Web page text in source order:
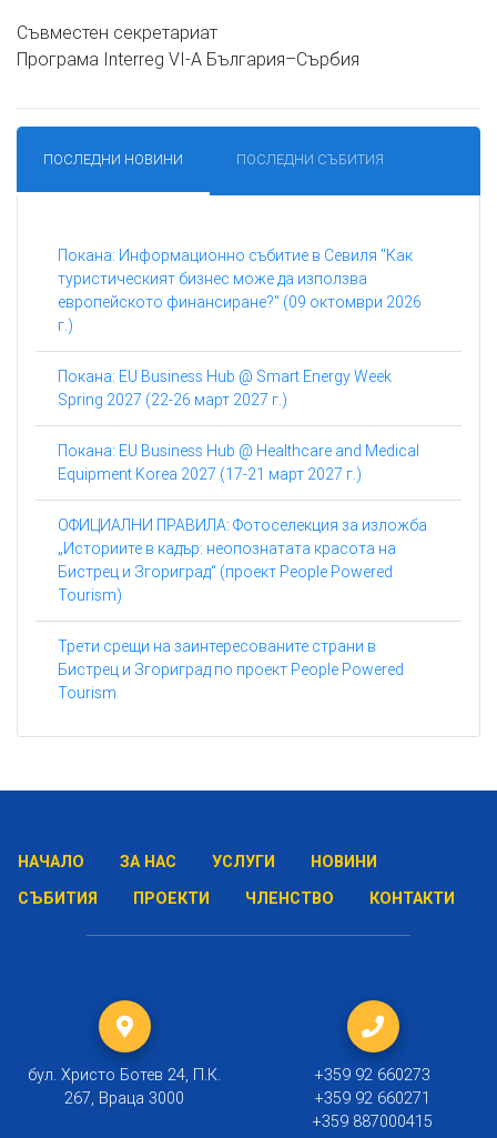
Съвместен секретариат
Програма Interreg VI-A България–Сърбия
ПОСЛЕДНИ НОВИНИ ПОСЛЕДНИ СЪБИТИЯ
Покана: Информационно събитие в Севиля "Как
туристическият бизнес може да използва
европейското финансиране?" (09 октомври 2026
г.)
Покана: EU Business Hub @ Smart Energy Week
Spring 2027 (22-26 март 2027 г.)
Покана: EU Business Hub @ Healthcare and Medical
Equipment Korea 2027 (17-21 март 2027 г.)
ОФИЦИАЛНИ ПРАВИЛА: Фотоселекция за изложба
„Историите в кадър: неопознатата красота на
Бистрец и Згориград“ (проект People Powered
Tourism)
Трети срещи на заинтересованите страни в
Бистрец и Згориград по проект People Powered
Tourism
НАЧАЛО ЗА НАС УСЛУГИ
НОВИНИ
СЪБИТИЯ
ПРОЕКТИ ЧЛЕНСТВО КОНТАКТИ
бул. Христо Ботев 24, П.К.
267, Враца 3000
+359 92 660273
+359 92 660271
+359 887000415